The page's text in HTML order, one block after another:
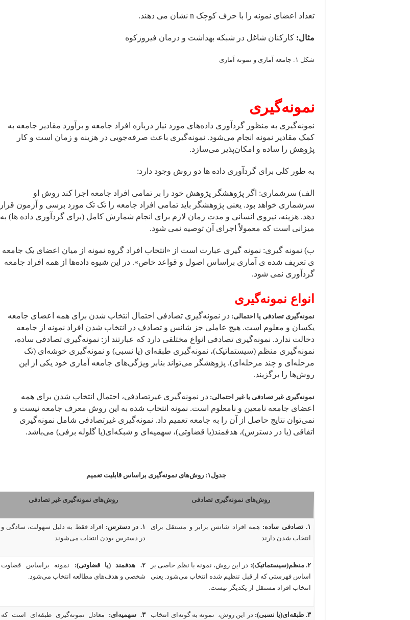
تعداد اعضای نمونه را با حرف کوچک n نشان می دهند.
مثال: کارکنان شاغل در شبکه بهداشت و درمان فیروزکوه
شکل ۱: جامعه آماری و نمونه آماری
نمونه­‌گیری
نمونه‌گیری به منظور گردآوری داده‌های مورد نیاز درباره افراد جامعه و برآورد مقادیر جامعه به
کمک مقادیر نمونه انجام می‌شود. نمونه‌گیری باعث صرفه‌جویی در هزینه و زمان است و کار
پژوهش را ساده و امکان‌پذیر می‌سازد.
به طور کلی برای گردآوری داده ها دو روش وجود دارد:
الف) سرشماری: اگر پژوهشگر پژوهش خود را بر تمامی افراد جامعه اجرا کند روش او
سرشماری خواهد بود. یعنی پژوهشگر باید تمامی افراد جامعه را تک تک مورد برسی و آزمون قرار
دهد. هزینه، نیروی انسانی و مدت زمان لازم برای انجام شمارش کامل (برای گردآوری داده ها) به
میزانی است که معمولاً اجرای آن توصیه نمی ­شود.
ب) نمونه گیری: نمونه گیری عبارت است از «انتخاب افراد گروه نمونه از میان اعضای یک جامعه
ی تعریف شده ی آماری براساس اصول و قواعد خاص». در این شیوه داده‌ها از همه افراد جامعه
گردآوری نمی ­شود.
انواع نمونه‌گیری
نمونه‌گیری تصادفی یا احتمالی: در نمونه‌گیری تصادفی احتمال انتخاب شدن برای همه اعضای جامعه
یکسان و معلوم است. هیچ عاملی جز شانس و تصادف در انتخاب شدن افراد نمونه از جامعه
دخالت ندارد. نمونه‌گیری تصادفی انواع مختلفی دارد که عبارتند از: نمونه‌گیری تصادفی ساده،
نمونه‌گیری منظم (سیستماتیک)، نمونه‌گیری طبقه‌ای (یا نسبی) و نمونه‌گیری خوشه‌ای (تک
مرحله‌ای و چند مرحله‌ای). پژوهشگر می‌تواند بنابر ویژگی‌های جامعه آماری خود یکی از این
روش‌ها را برگزیند.
نمونه‌گیری غیر تصادفی یا غیر احتمالی: در نمونه‌گیری غیرتصادفی، احتمال انتخاب شدن برای همه
اعضای جامعه نامعین و نامعلوم است. نمونه انتخاب شده به این روش معرف جامعه نیست و
نمی‌توان نتایج حاصل از آن را به جامعه تعمیم داد. نمونه‌گیری غیرتصادفی شامل نمونه‌گیری
اتفاقی (یا در دسترس)، هدفمند(یا قضاوتی)، سهمیه‌ای و شبکه‌ای(یا گلوله برفی) می‌باشد.
جدول۱: روش‌های نمونه‌گیری براساس قابلیت تعمیم
روش‌های نمونه‌گیری تصادفی روش‌های نمونه‌گیری غیر تصادفی
۱. تصادفی ساده: همه افراد شانس برابر و مستقل برای
انتخاب شدن دارند.
۱. در دسترس: افراد فقط به دلیل سهولت، سادگی و
در دسترس بودن انتخاب می‌شوند.
۲. منظم(سیستماتیک): در این روش، نمونه با نظم خاصی بر
اساس فهرستی که از قبل تنظیم شده انتخاب می‌شود. یعنی
انتخاب افراد مستقل از یکدیگر نیست.
۲. هدفمند(یا قضاوتی):
نمونه براساس قضاوت
شخصی و هدف‌های مطالعه انتخاب می‌شود.
۳. طبقه‌ای(یا نسبی): در این روش، نمونه به گونه‌ای انتخاب
۳. سهمیه‌ای:
معادل نمونه‌گیری طبقه‌ای است که